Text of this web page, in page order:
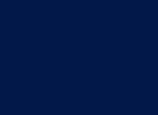
davon
wurde
Lösungen
alle
uns
und